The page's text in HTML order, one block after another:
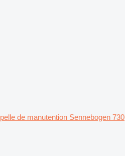
pelle de manutention Sennebogen 730